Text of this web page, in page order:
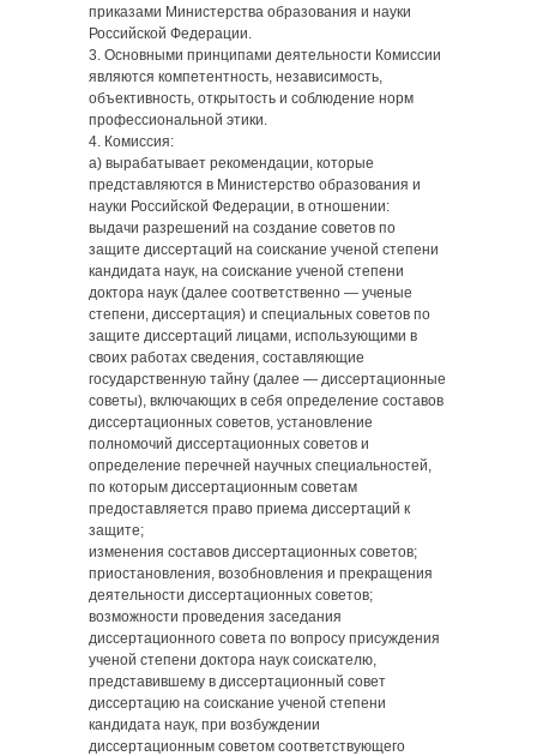
приказами Министерства образования и науки
Российской Федерации.
3. Основными принципами деятельности Комиссии
являются компетентность, независимость,
объективность, открытость и соблюдение норм
профессиональной этики.
4. Комиссия:
а) вырабатывает рекомендации, которые
представляются в Министерство образования и
науки Российской Федерации, в отношении:
выдачи разрешений на создание советов по
защите диссертаций на соискание ученой степени
кандидата наук, на соискание ученой степени
доктора наук (далее соответственно — ученые
степени, диссертация) и специальных советов по
защите диссертаций лицами, использующими в
своих работах сведения, составляющие
государственную тайну (далее — диссертационные
советы), включающих в себя определение составов
диссертационных советов, установление
полномочий диссертационных советов и
определение перечней научных специальностей,
по которым диссертационным советам
предоставляется право приема диссертаций к
защите;
изменения составов диссертационных советов;
приостановления, возобновления и прекращения
деятельности диссертационных советов;
возможности проведения заседания
диссертационного совета по вопросу присуждения
ученой степени доктора наук соискателю,
представившему в диссертационный совет
диссертацию на соискание ученой степени
кандидата наук, при возбуждении
диссертационным советом соответствующего